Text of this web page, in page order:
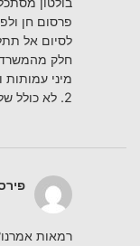
פרסום חן
לסיום אל
חלק
מיני עמותות
2. לא כולל שלטים וקד”מ
רמאות